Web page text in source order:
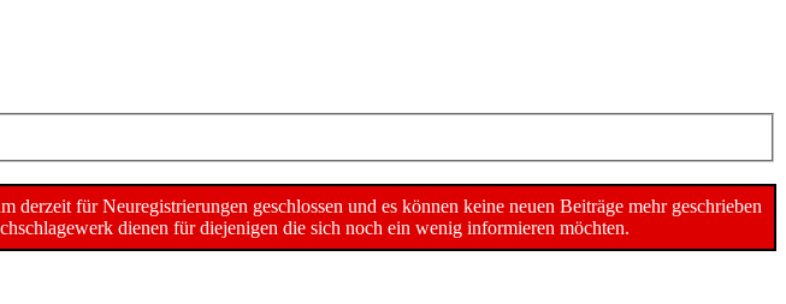
für Neuregistrierungen geschlossen und es können keine neuen Beiträge mehr geschrieben
dienen für diejenigen die sich noch ein wenig informieren möchten.